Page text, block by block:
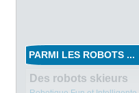
PARMI LES ROBOTS ...
Des robots skieurs